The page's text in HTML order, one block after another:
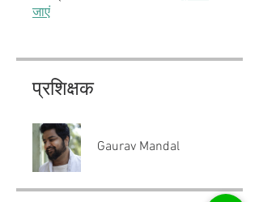
जाएं
प्रशिक्षक
Gaurav Mandal